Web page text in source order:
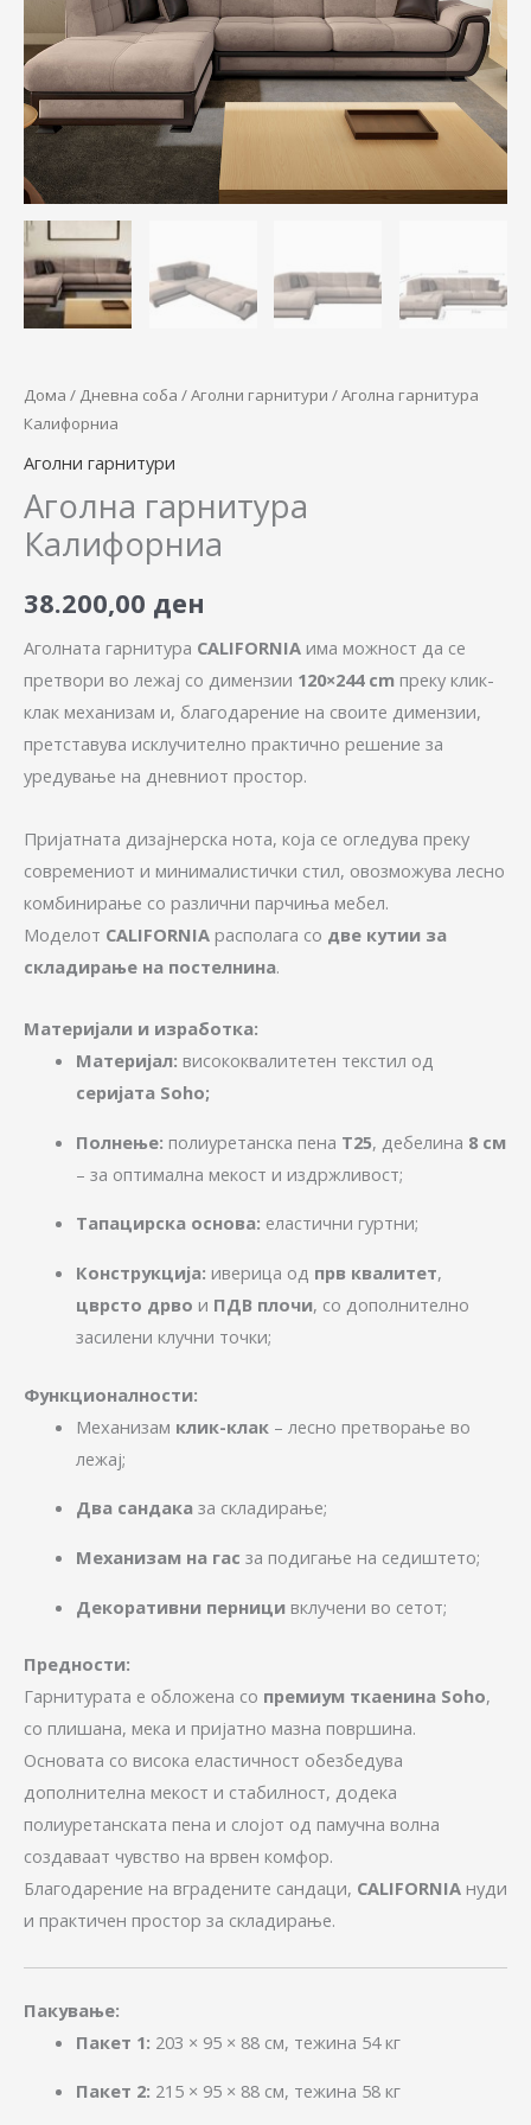
Дома / Дневна соба /Аголни гарнитури / Аголна гарнитура
Калифорниа
Аголни гарнитури
Аголна гарнитура
Калифорниа
38.200,00 ден
Аголната гарнитура CALIFORNIA има можност да се
претвори во лежај со димензии 120×244 cm преку клик-
клак механизам и, благодарение на своите димензии,
претставува исклучително практично решение за
уредување на дневниот простор.
Пријатната дизајнерска нота, која се огледува преку
современиот и минималистички стил, овозможува лесно
комбинирање со различни парчиња мебел.
Моделот CALIFORNIA располага со две кутии за
складирање на постелнина.
Материјали и изработка:
Материјал: висококвалитетен текстил од
серијата Soho;
Полнење: полиуретанска пена T25, дебелина 8 см
– за оптимална мекост и издржливост;
Тапацирска основа: еластични гуртни;
Конструкција: иверица од прв квалитет,
цврсто дрво и ПДВ плочи, со дополнително
засилени клучни точки;
Функционалности:
Механизам клик-клак– лесно претворање во
лежај;
Два сандаказа складирање;
Механизам на гас за подигање на седиштето;
Декоративни перницивклучени во сетот;
Предности:
Гарнитурата е обложена со премиум ткаенина Soho,
со плишана, мека и пријатно мазна површина.
Основата со висока еластичност обезбедува
дополнителна мекост и стабилност, додека
полиуретанската пена и слојот од памучна волна
создаваат чувство на врвен комфор.
Благодарение на вградените сандаци, CALIFORNIA нуди
и практичен простор за складирање.
Пакување:
Пакет 1: 203 × 95 × 88 см, тежина 54 кг
Пакет 2: 215 × 95 × 88 см, тежина 58 кг